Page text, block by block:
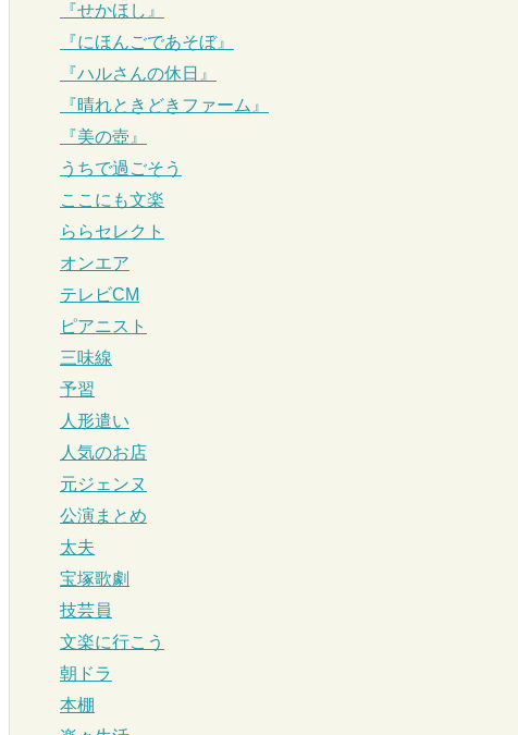
『せかほし』
『にほんごであそぼ』
『ハルさんの休日』
『晴れときどきファーム』
『美の壺』
うちで過ごそう
ここにも文楽
ららセレクト
オンエア
テレビCM
ピアニスト
三味線
予習
人形遣い
人気のお店
元ジェンヌ
公演まとめ
太夫
宝塚歌劇
技芸員
文楽に行こう
朝ドラ
本棚